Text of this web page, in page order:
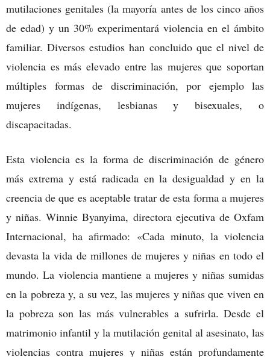
mutilaciones genitales (la mayoría antes de los cinco años
de edad) y un 30% experimentará violencia en el ámbito
familiar. Diversos estudios han concluido que el nivel de
violencia es más elevado entre las mujeres que soportan
múltiples formas de discriminación, por ejemplo las
mujeres indígenas, lesbianas y bisexuales, o
discapacitadas.
Esta violencia es la forma de discriminación de género
más extrema y está radicada en la desigualdad y en la
creencia de que es aceptable tratar de esta forma a mujeres
y niñas. Winnie Byanyima, directora ejecutiva de Oxfam
Internacional, ha afirmado: «Cada minuto, la violencia
devasta la vida de millones de mujeres y niñas en todo el
mundo. La violencia mantiene a mujeres y niñas sumidas
en la pobreza y, a su vez, las mujeres y niñas que viven en
la pobreza son las más vulnerables a sufrirla. Desde el
matrimonio infantil y la mutilación genital al asesinato, las
violencias contra mujeres y niñas están profundamente